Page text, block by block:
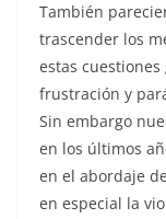
También
trascender los
estas
frustración y
Sin embargo
en los últimos
en el abordaje
en especial la